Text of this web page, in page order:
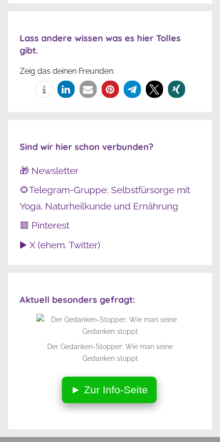
Lass andere wissen was es hier Tolles
gibt.
Zeig das deinen Freunden:
Sind wir hier schon verbunden?
🎁 Newsletter
🌻Telegram-Gruppe: Selbstfürsorge mit
Yoga, Naturheilkunde und Ernährung
🟥 Pinterest
▶️ X (ehem. Twitter)
Aktuell besonders gefragt:
Der Gedanken-Stopper: Wie man seine
Gedanken stoppt
► Zur Info-Seite